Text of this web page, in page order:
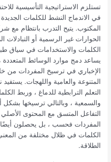
تستلزم الاستراتيجية التأسيسية
في الاندماج النشط للكلمات الجديدة
المكتوب. يتيح التدرب بانتظام مع
الحوارات غير الرسمية أو التبادلات
الكلمات والاستخدامات في سياق
يساعد دمج موارد الوسائط المتعددة
الإخباري في ترسيخ المفردات من
المتنوعة والعامية واللهجات.
التعلم الترابطية للدماغ ، وربط
والسمعية ، وبالتالي ترسيخها
التفاعل المتسق مع المحتوى الأصلي
المفردات فحسب ، بل يحصلون
الكلمات في ظلال مختلفة من
الطلاقة.